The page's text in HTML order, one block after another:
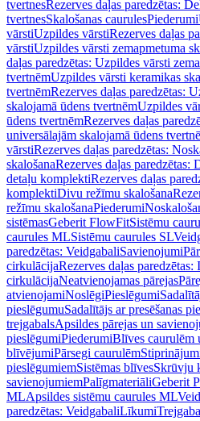
tvertnesRezerves daļas paredzētas:
tvertnesSkalošanas caurulesPiederumi
vārstiUzpildes vārstiRezerves daļas
vārstiUzpildes vārsti zemapmetuma
daļas paredzētas: Uzpildes vārsti
tvertnēmUzpildes vārsti keramikas
tvertnēmRezerves daļas paredzētas:
skalojamā ūdens tvertnēmUzpildes
ūdens tvertnēmRezerves daļas
universālajām skalojamā ūdens
vārstiRezerves daļas paredzētas:
skalošanaRezerves daļas paredzētas:
detaļu komplektiRezerves daļas
komplektiDivu režīmu skalošana
režīmu skalošanaPiederumi
sistēmasGeberit FlowFitSistēmu
caurules MLSistēmu caurules SL
paredzētas: VeidgabaliSavienojumi
cirkulācijaRezerves daļas paredzētas:
cirkulācijaNeatvienojamas pārejas
atvienojamiNoslēgiPieslēgumi
pieslēgumuSadalītājs ar presēšanas
trejgabalsApsildes pārejas un
pieslēgumiPiederumiBlīves caurulēm
blīvējumiPārsegi caurulēm
pieslēgumiemSistēmas blīvesSkrūvju
savienojumiemPalīgmateriāliGeberit
MLApsildes sistēmu caurules ML
paredzētas: VeidgabaliLīkumi